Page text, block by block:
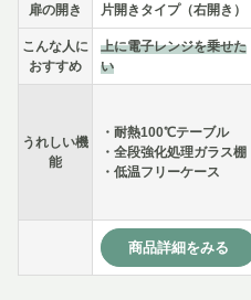
扉の開き 片開きタイプ（右開き）
こんな人に
おすすめ
上に電子レンジを乗せた
い
うれしい機
能
・耐熱100℃テーブル
・全段強化処理ガラス棚
・低温フリーケース
商品詳細をみる